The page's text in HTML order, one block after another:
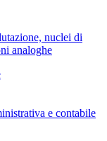
nuclei di
analoghe
e contabile